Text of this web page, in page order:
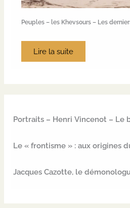
Peuples – les Khevsours – Les
Lire la suite
Portraits – Henri Vincenot – Le
Le « frontisme » : aux origines
Jacques Cazotte, le